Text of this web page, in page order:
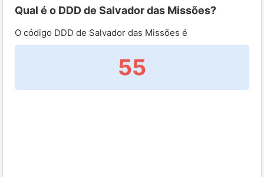
Qual é o DDD de Salvador das Missões?
O código DDD de Salvador das Missões é
55